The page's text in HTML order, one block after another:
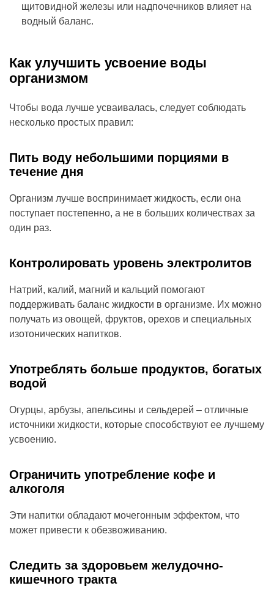
щитовидной железы или надпочечников влияет на
водный баланс.
Как улучшить усвоение воды
организмом
Чтобы вода лучше усваивалась, следует соблюдать
несколько простых правил:
Пить воду небольшими порциями в
течение дня
Организм лучше воспринимает жидкость, если она
поступает постепенно, а не в больших количествах за
один раз.
Контролировать уровень электролитов
Натрий, калий, магний и кальций помогают
поддерживать баланс жидкости в организме. Их можно
получать из овощей, фруктов, орехов и специальных
изотонических напитков.
Употреблять больше продуктов, богатых
водой
Огурцы, арбузы, апельсины и сельдерей – отличные
источники жидкости, которые способствуют ее лучшему
усвоению.
Ограничить употребление кофе и
алкоголя
Эти напитки обладают мочегонным эффектом, что
может привести к обезвоживанию.
Следить за здоровьем желудочно-
кишечного тракта